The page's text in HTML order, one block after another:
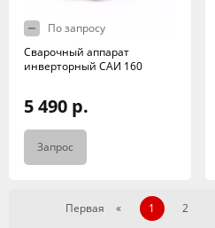
По запросу
Сварочный аппарат
инверторный САИ 160
5 490 р.
Запрос
Первая « 1 2